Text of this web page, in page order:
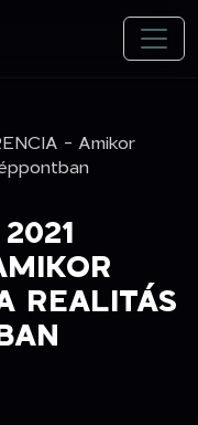
- Amikor
REALITÁS